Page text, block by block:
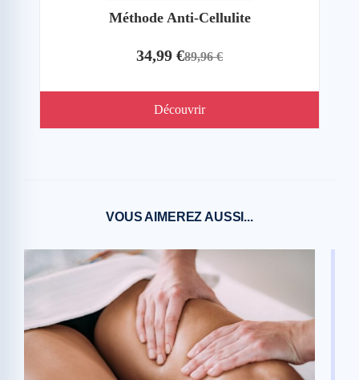
Méthode Anti-Cellulite
34,99 €89,96 €
Découvrir
VOUS AIMEREZ AUSSI...